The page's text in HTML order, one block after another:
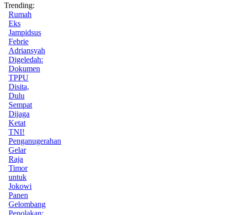
Trending:
Rumah
Eks
Jampidsus
Febrie
Adriansyah
Digeledah:
Dokumen
TPPU
Disita,
Dulu
Sempat
Dijaga
Ketat
TNI!
Penganugerahan
Gelar
Raja
Timor
untuk
Jokowi
Panen
Gelombang
Penolakan: